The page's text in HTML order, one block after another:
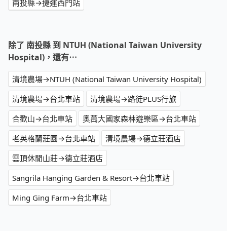
南投縣→捷運西門站
除了 南投縣 到 NTUH (National Taiwan University
Hospital)，還有⋯
清境農場→NTUH (National Taiwan University Hospital)
清境農場→台北車站
清境農場→路徒PLUS行旅
合歡山→台北車站
奧萬大國家森林遊樂區→台北車站
老英格蘭莊園→台北車站
清境農場→德立莊酒店
雲頂休閒山莊→德立莊酒店
Sangrila Hanging Garden & Resort→台北車站
Ming Ging Farm→台北車站